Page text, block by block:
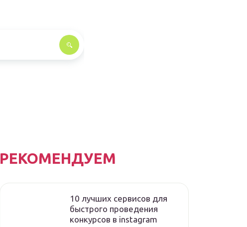
РЕКОМЕНДУЕМ
10 лучших сервисов для
быстрого проведения
конкурсов в instagram